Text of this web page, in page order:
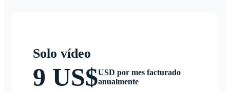
Solo vídeo
9 US$USD por mes facturado
anualmente